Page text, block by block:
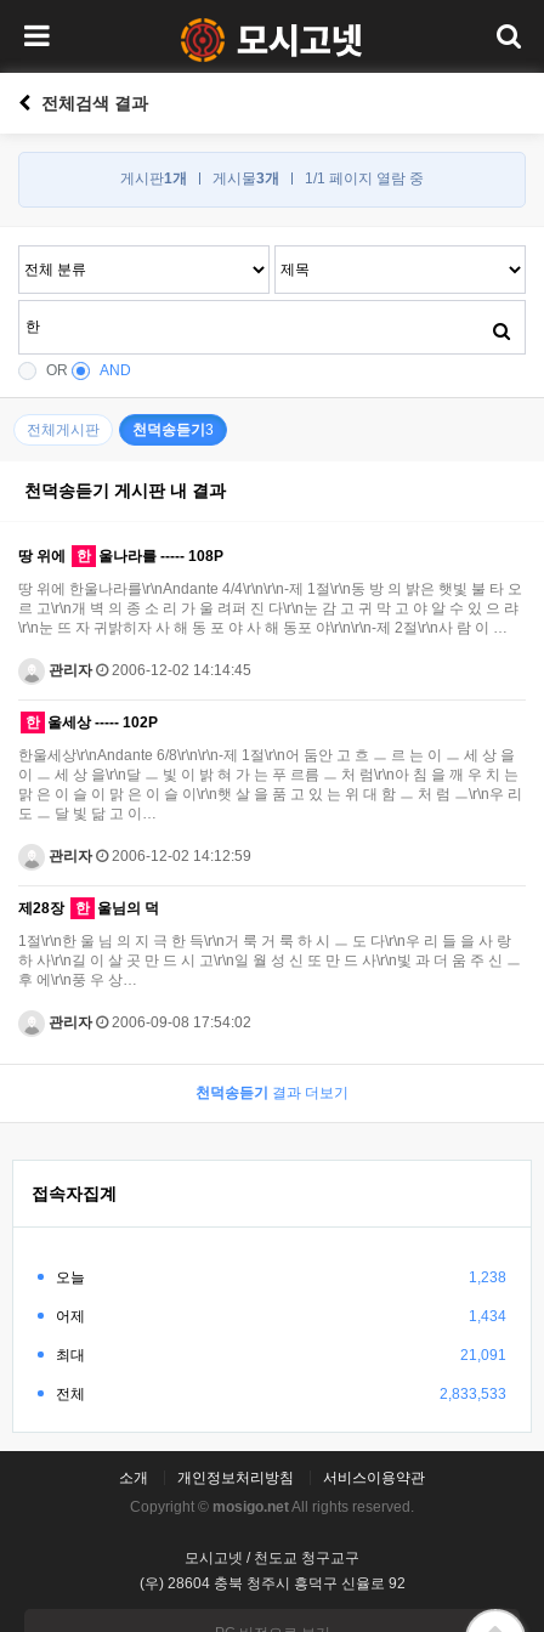
전체검색 결과
게시판1개 게시물3개 1/1 페이지 열람 중
OR AND
전체게시판 천덕송듣기3
천덕송듣기 게시판 내 결과
땅 위에 한 울나라를 ----- 108P
땅 위에 한울나라를\r\nAndante 4/4\r\n\r\n-제 1절\r\n동 방 의 밝은 햇빛 불 타 오
르 고\r\n개 벽 의 종 소 리 가 울 려퍼 진 다\r\n눈 감 고 귀 막 고 야 알 수 있 으 랴
\r\n눈 뜨 자 귀밝히자 사 해 동 포 야 사 해 동포 야\r\n\r\n-제 2절\r\n사 람 이 …
관리자 2006-12-02 14:14:45
한 울세상 ----- 102P
한울세상\r\nAndante 6/8\r\n\r\n-제 1절\r\n어 둠안 고 흐 ㅡ 르 는 이 ㅡ 세 상 을
이 ㅡ 세 상 을\r\n달 ㅡ 빛 이 밝 혀 가 는 푸 르름 ㅡ 처 럼\r\n아 침 을 깨 우 치 는
맑 은 이 슬 이 맑 은 이 슬 이\r\n햇 살 을 품 고 있 는 위 대 함 ㅡ 처 럼 ㅡ\r\n우 리
도 ㅡ 달 빛 닮 고 이…
관리자 2006-12-02 14:12:59
제28장 한 울님의 덕
1절\r\n한 울 님 의 지 극 한 득\r\n거 룩 거 룩 하 시 ㅡ 도 다\r\n우 리 들 을 사 랑
하 사\r\n길 이 살 곳 만 드 시 고\r\n일 월 성 신 또 만 드 사\r\n빛 과 더 움 주 신 ㅡ
후 에\r\n풍 우 상…
관리자 2006-09-08 17:54:02
천덕송듣기 결과 더보기
접속자집계
오늘 1,238
어제 1,434
최대 21,091
전체 2,833,533
소개 개인정보처리방침
서비스이용약관
Copyright © mosigo.netAll rights reserved.
모시고넷 / 천도교 청구교구
(우) 28604 충북 청주시 흥덕구 신율로 92